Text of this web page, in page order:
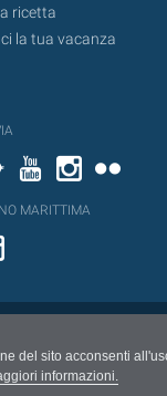
del sito acconsenti
informazioni.
ricetta
la tua vacanza
TwitterYouTubeInstagram
MARITTIMA